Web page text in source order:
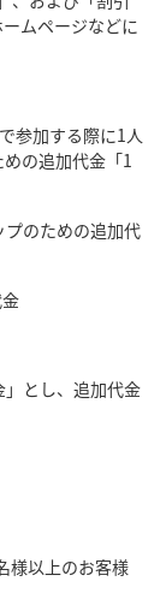
ムページなどに
参加する際に1人
めの追加代金「1
のための追加代
とし、追加代金
様以上のお客様